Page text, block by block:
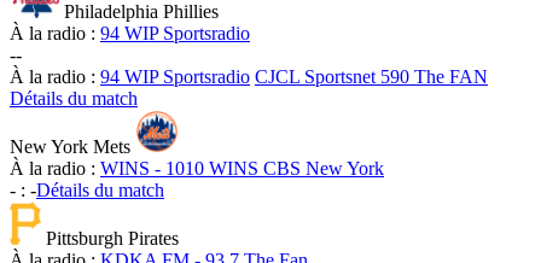
Philadelphia Phillies
À la radio : 94 WIP Sportsradio
--
À la radio : 94 WIP Sportsradio CJCL Sportsnet 590 The FAN
Détails du match
New York Mets
À la radio : WINS - 1010 WINS CBS New York
- : -Détails du match
Pittsburgh Pirates